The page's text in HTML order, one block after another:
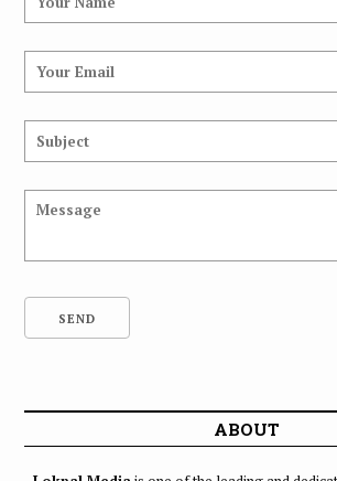
ABOUT